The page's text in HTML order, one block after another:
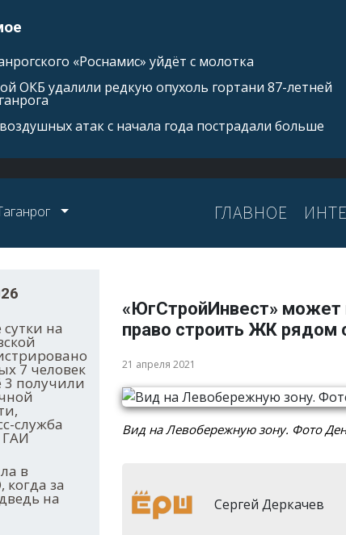
«Роснамис» уйдёт с молотка
ОКБ удалили редкую опухоль гортани 87-летней
атак с начала года пострадали больше
ГЛАВНОЕ
на
7 человек
получили
служба
в
когда за
на
«ЮгСтройИнвест» может
право строить ЖК рядом
21 апреля 2021
Вид на Левобережную зону. Фото
Сергей Деркачев